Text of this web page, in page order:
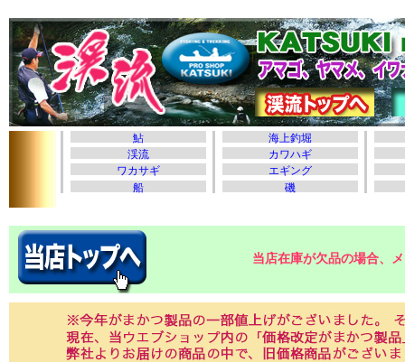
当店在庫が欠品の場合、